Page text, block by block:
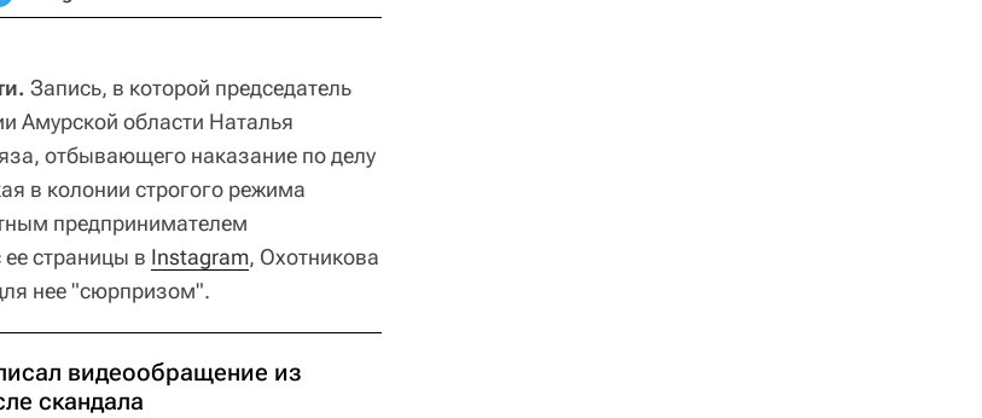
Запись, в которой председатель
Амурской области Наталья
отбывающего наказание по делу
в колонии строгого режима
предпринимателем
страницы в Instagram, Охотникова
нее "сюрпризом".
видеообращение из
скандала